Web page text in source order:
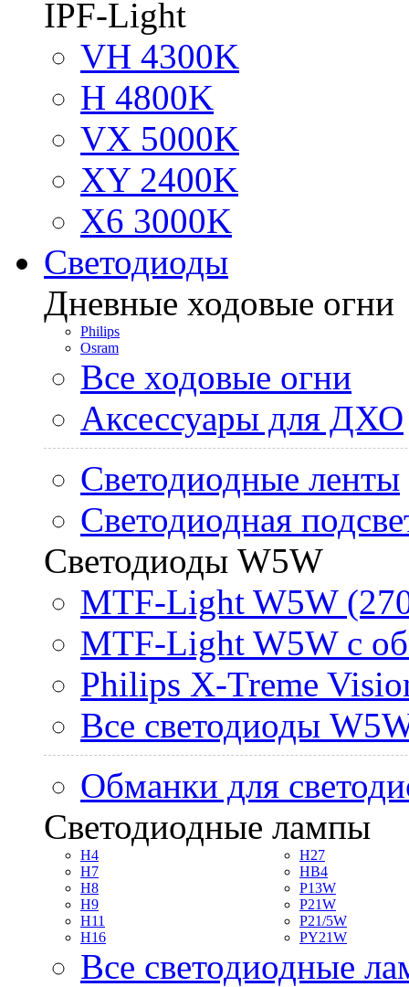
IPF-Light
VH 4300K
H 4800K
VX 5000K
XY 2400K
X6 3000K
Светодиоды
Дневные ходовые огни
Philips
Osram
Все ходовые огни
Аксессуары для ДХО
Светодиодные ленты
Светодиодная
Светодиоды W5W
MTF-Light W5W
MTF-Light W5W с
Philips X-Treme
Все светодиоды
Обманки для
Светодиодные лампы
H4
H7
H8
H9
H11
H16
H27
HB4
P13W
P21W
P21/5W
PY21W
Все светодиодные